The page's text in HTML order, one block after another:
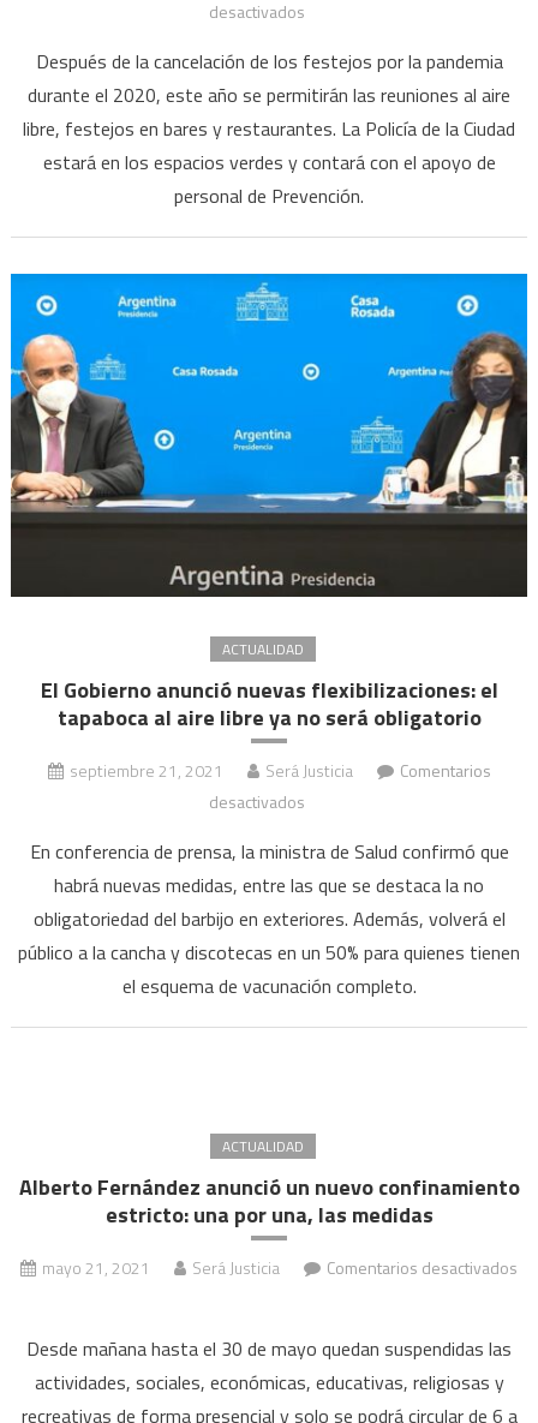
desactivados
por
el
Día
de
la
está
permitido
en
Ciudad
Buenos
Aires
Después de la cancelación de los festejos por la pandemia
durante el 2020, este año se permitirán las reuniones al aire
libre, festejos en bares y restaurantes. La Policía de la Ciudad
estará en los espacios verdes y contará con el apoyo de
personal de Prevención.
ACTUALIDAD
El Gobierno anunció nuevas flexibilizaciones: el
tapaboca al aire libre ya no será obligatorio
septiembre 21, 2021 Será Justicia
Comentarios
desactivados
Gobierno
anunció
nuevas
flexibilizaciones:
el
ya
no
será
obligatorio
En conferencia de prensa, la ministra de Salud confirmó que
habrá nuevas medidas, entre las que se destaca la no
obligatoriedad del barbijo en exteriores. Además, volverá el
público a la cancha y discotecas en un 50% para quienes tienen
el esquema de vacunación completo.
ACTUALIDAD
Alberto Fernández anunció un nuevo confinamiento
estricto: una por una, las medidas
mayo 21, 2021 Será Justicia
Comentarios desactivados
Fernández
anunció
un
Desde mañana hasta el 30 de mayo quedan suspendidas las
actividades, sociales, económicas, educativas, religiosas y
recreativas de forma presencial y solo se podrá circular de 6 a